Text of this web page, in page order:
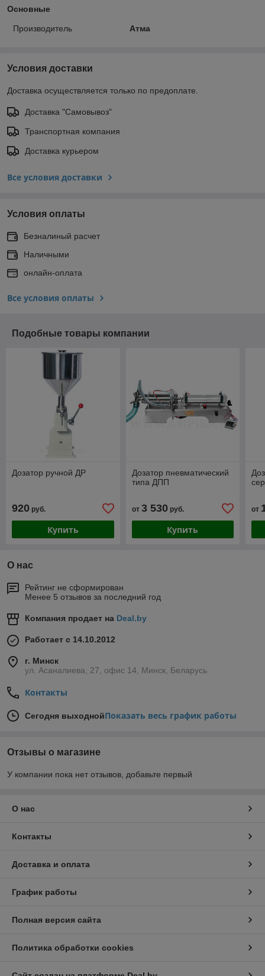
Основные
Производитель Атма
Условия доставки
Доставка осуществляется только по предоплате.
Доставка "Самовывоз"
Транспортная компания
Доставка курьером
Все условия доставки
Условия оплаты
Безналиный расчет
Наличными
онлайн-оплата
Все условия оплаты
Подобные товары компании
Дозатор ручной ДР
920 руб.
Купить
Дозатор пневматический
типа ДПП
от 3 530руб.
Купить
от
О нас
Рейтинг не сформирован
Менее 5 отзывов за последний год
Компания продает на Deal.by
Работает с 14.10.2012
г. Минск
ул. Асаналиева, 27, офис 14, Минск, Беларусь
Контакты
Сегодня выходнойПоказать весь график работы
Отзывы о магазине
У компании пока нет отзывов, добавьте первый
О нас
Контакты
Доставка и оплата
График работы
Полная версия сайта
Политика обработки cookies